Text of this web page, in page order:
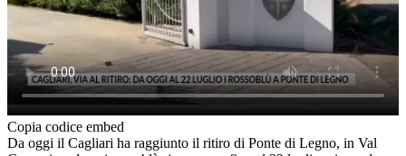
Copia codice embed
Da oggi il Cagliari ha raggiunto il ritiro di Ponte di Legno, in Val